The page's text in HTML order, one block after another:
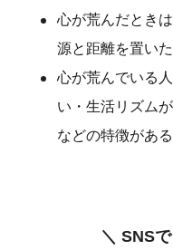
心が荒んだとき
源と距離を置い
心が荒んでいる
い・生活リズム
などの特徴がある
＼ SNS